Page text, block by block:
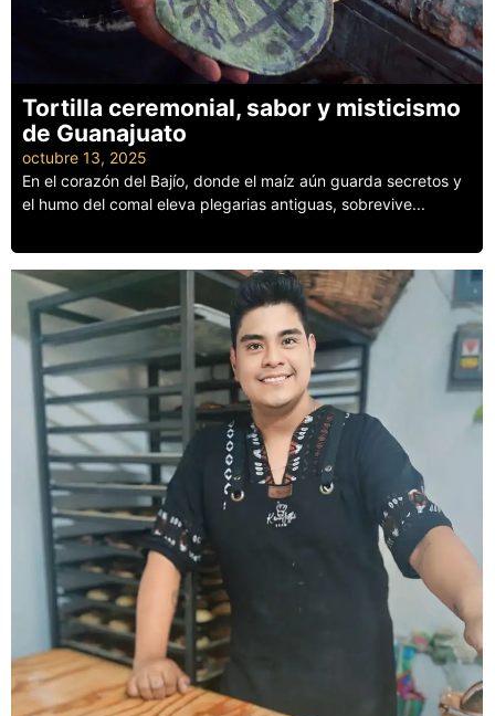
Tortilla ceremonial, sabor y misticismo
de Guanajuato
octubre 13, 2025
En el corazón del Bajío, donde el maíz aún guarda secretos y
el humo del comal eleva plegarias antiguas, sobrevive...